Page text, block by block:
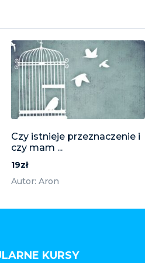
Czy istnieje przeznaczenie i
czy mam ...
19zł
Autor: Aron
KURSY